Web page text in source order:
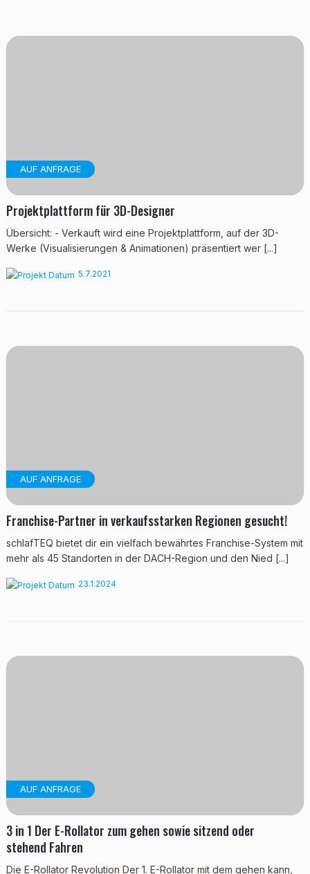
AUF ANFRAGE
Projektplattform für 3D-Designer
Übersicht: - Verkauft wird eine Projektplattform, auf der 3D-
Werke (Visualisierungen & Animationen) präsentiert wer [...]
5.7.2021
AUF ANFRAGE
Franchise-Partner in verkaufsstarken Regionen gesucht!
schlafTEQ bietet dir ein vielfach bewährtes Franchise-System mit
mehr als 45 Standorten in der DACH-Region und den Nied [...]
23.1.2024
AUF ANFRAGE
3 in 1 Der E-Rollator zum gehen sowie sitzend oder
stehend Fahren
Die E-Rollator Revolution Der 1. E-Rollator mit dem gehen kann,